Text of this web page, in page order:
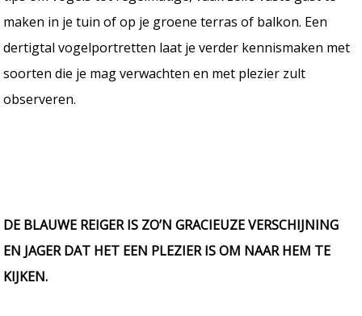
maken in je tuin of op je groene terras of balkon. Een
dertigtal vogelportretten laat je verder kennismaken met
soorten die je mag verwachten en met plezier zult
observeren.
DE BLAUWE REIGER IS ZO’N GRACIEUZE VERSCHIJNING
EN JAGER DAT HET EEN PLEZIER IS OM NAAR HEM TE
KIJKEN.